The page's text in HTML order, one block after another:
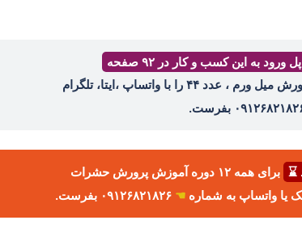
پل ورود به این کسب و کار در ۹۲ صفحه
برای همه ۱۲ دوره آموزش پرورش حشرات
☚ ۰۹۱۲۶۸۲۱۸۲۶ بفرست.